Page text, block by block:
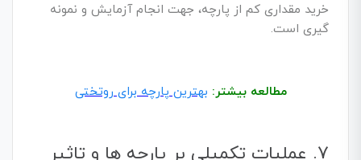
خرید مقداری کم از پارچه، جهت انجام آزمایش و نمونه
گیری است.
مطالعه بیشتر: بهترین پارچه برای روتختی
7. عملیات تکمیلی بر پارچه ها و تاثیر